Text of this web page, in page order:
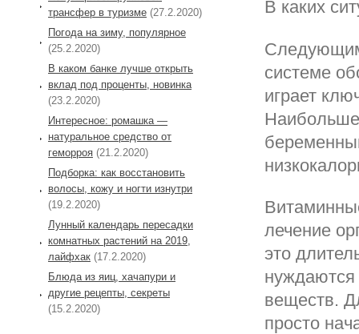
В каких
Следующим
системе
играет
лечение
это
веществ.
просто
трансфер в туризме (27.2.2020)
Погода на зиму, популярное
(25.2.2020)
В каком банке лучше открыть
вклад под проценты, новинка
(23.2.2020)
Интересное: ромашка —
натуральное средство от
геморроя (21.2.2020)
Подборка: как восстановить
волосы, кожу и ногти изнутри
(19.2.2020)
Лунный календарь пересадки
комнатных растений на 2019,
лайфхак (17.2.2020)
Блюда из яиц, хачапури и
другие рецепты, секреты
(15.2.2020)